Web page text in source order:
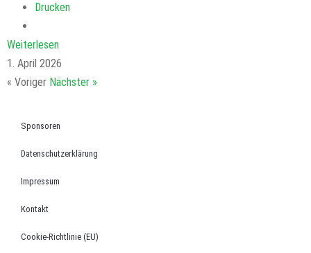
Drucken
Weiterlesen
1. April 2026
« Voriger Nächster »
Sponsoren
Datenschutzerklärung
Impressum
Kontakt
Cookie-Richtlinie (EU)